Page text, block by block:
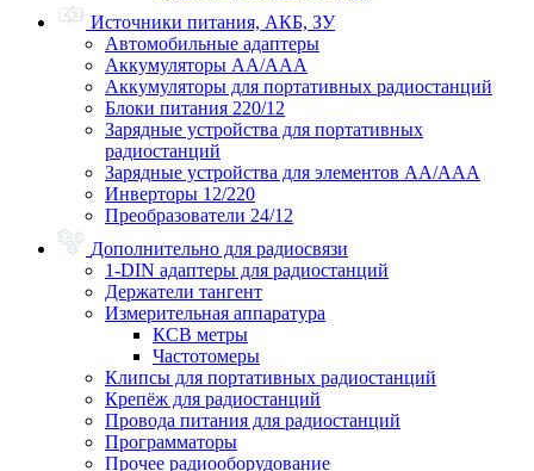
Источники питания, АКБ, ЗУ
Автомобильные адаптеры
Аккумуляторы АА/ААА
Аккумуляторы для портативных радиостанций
Блоки питания 220/12
Зарядные устройства для портативных
радиостанций
Зарядные устройства для элементов АА/ААА
Инверторы 12/220
Преобразователи 24/12
Дополнительно для радиосвязи
1-DIN адаптеры для радиостанций
Держатели тангент
Измерительная аппаратура
КСВ метры
Частотомеры
Клипсы для портативных радиостанций
Крепёж для радиостанций
Провода питания для радиостанций
Программаторы
Прочее радиооборудование